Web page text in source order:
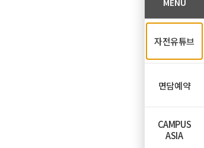
자전유튜브
면담예약
CAMPUS
ASIA